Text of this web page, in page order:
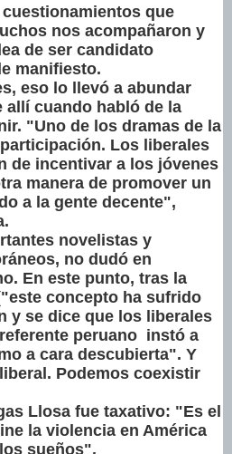
que
nos acompañaron y
de ser candidato
manifiesto.
eso lo llevó a abundar
cuando habló de la
"Uno de los dramas de la
Los liberales
de incentivar a los jóvenes
manera de promover un
a la gente decente",
novelistas y
no dudó en
En este punto, tras la
concepto ha sufrido
y se dice que los liberales
peruano instó a
a cara descubierta". Y
Podemos coexistir
Llosa fue taxativo: "Es el
la violencia en América
sueños".